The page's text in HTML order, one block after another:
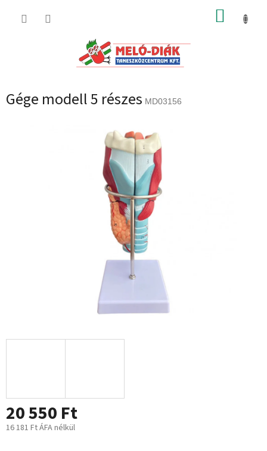
KOSÁR
Gége modell 5 részes MD03156
20 550 Ft
16 181 Ft ÁFA nélkül